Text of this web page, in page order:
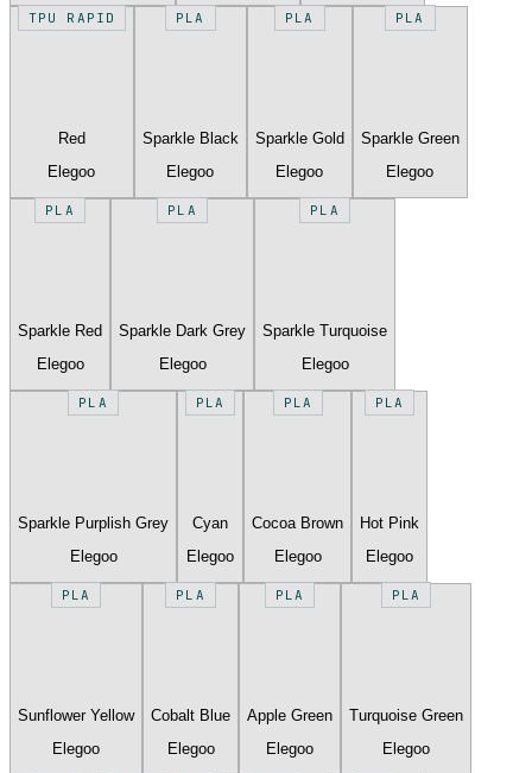
TPU RAPID
Red
Elegoo
PLA
Sparkle Black
Elegoo
PLA
Sparkle Gold
Elegoo
PLA
Sparkle Green
Elegoo
PLA
Sparkle Red
Elegoo
PLA
Sparkle Dark Grey
Elegoo
PLA
Sparkle Turquoise
Elegoo
PLA
Sparkle Purplish Grey
Elegoo
PLA
Cyan
Elegoo
PLA
Cocoa Brown
Elegoo
PLA
Hot Pink
Elegoo
PLA
Sunflower Yellow
Elegoo
PLA
Cobalt Blue
Elegoo
PLA
Apple Green
Elegoo
PLA
Turquoise Green
Elegoo